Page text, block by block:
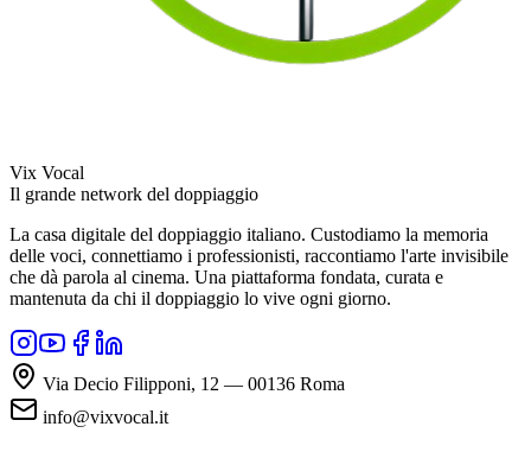
Vix Vocal
Il grande network del doppiaggio
La casa digitale del doppiaggio italiano. Custodiamo la memoria
delle voci, connettiamo i professionisti, raccontiamo l'arte invisibile
che dà parola al cinema. Una piattaforma fondata, curata e
mantenuta da chi il doppiaggio lo vive ogni giorno.
Via Decio Filipponi, 12 — 00136 Roma
info@vixvocal.it